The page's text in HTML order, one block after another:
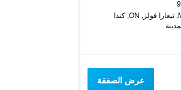
عرض الصفقة